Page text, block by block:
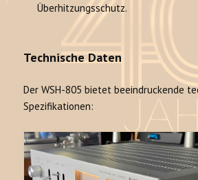
Überhitzungsschutz.
Technische Daten
Der WSH-805 bietet beeindruckende
Spezifikationen: